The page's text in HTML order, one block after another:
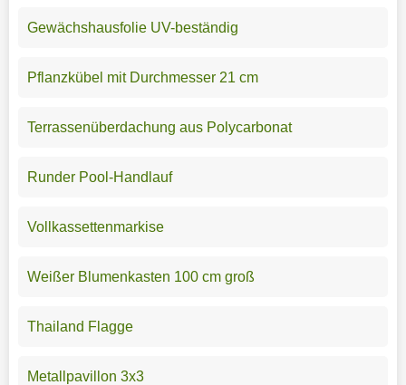
Gewächshausfolie UV-beständig
Pflanzkübel mit Durchmesser 21 cm
Terrassenüberdachung aus Polycarbonat
Runder Pool-Handlauf
Vollkassettenmarkise
Weißer Blumenkasten 100 cm groß
Thailand Flagge
Metallpavillon 3x3